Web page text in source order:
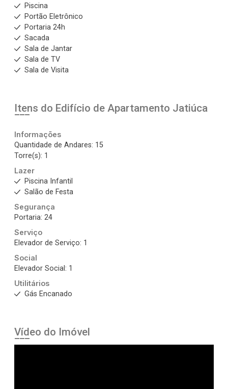
Piscina
Portão Eletrônico
Portaria 24h
Sacada
Sala de Jantar
Sala de TV
Sala de Visita
Itens do Edifício de Apartamento Jatiúca
Informações
Quantidade de Andares: 15
Torre(s): 1
Lazer
Piscina Infantil
Salão de Festa
Segurança
Portaria: 24
Serviço
Elevador de Serviço: 1
Social
Elevador Social: 1
Utilitários
Gás Encanado
Vídeo do Imóvel